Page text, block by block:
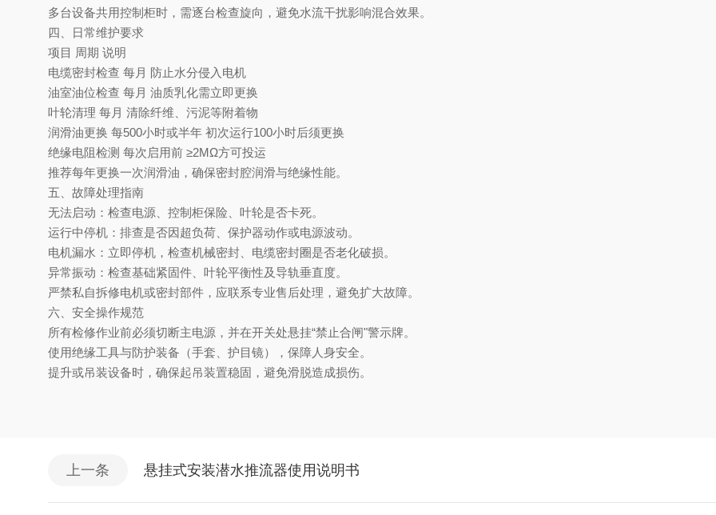
多台设备共用控制柜时，需逐台检查旋向，避免水流干扰影响混合效果。
四、
‌日常维护要求‌
项目 周期 说明
电缆密封检查 每月 防止水分侵入电机
油室油位检查 每月 油质乳化需立即更换
叶轮清理 每月 清除纤维、污泥等附着物
润滑油更换 每500小时或半年 初次运行100小时后须更换
绝缘电阻检测 每次启用前 ≥2MΩ方可投运
推荐每年更换一次润滑油，确保密封腔润滑与绝缘性能。
五、 ‌故障处理指南‌
无法启动 ‌：检查电源、控制柜保险、叶轮是否卡死。
运行中停机 ‌：排查是否因超负荷、保护器动作或电源波动。
电机漏水 ‌：立即停机，检查机械密封、电缆密封圈是否老化破损。
异常振动 ‌：检查基础紧固件、叶轮平衡性及导轨垂直度。
‌严禁私自拆修电机或密封部件‌，应联系专业售后处理，避免扩大故障。
六、 ‌安全操作规范‌
所有检修作业前必须‌切断主电源‌，并在开关处悬挂“禁止合闸"警示牌。
使用绝缘工具与防护装备（手套、护目镜），保障人身安全。
提升或吊装设备时，确保起吊装置稳固，避免滑脱造成损伤。
上一条 悬挂式安装潜水推流器使用说明书